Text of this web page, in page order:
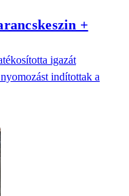
+
igazát
indítottak a